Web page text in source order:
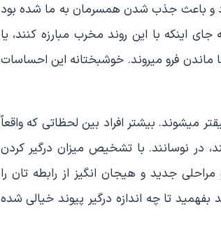
و باعث جذب شدن همسرمان به ما شده بود
اینکه با این روند مخرب مبارزه کنند، یا
ماندن فرو میروند. خوشبختانه این احساسات
میشوند. بیشتر افراد بین لحظاتی که واقعاً
در نوسانند. با تشخیص میزان درگیر کردن
جدید و هیجان انگیز از رابطه تان را
تا چه اندازه درگیر پیوند خیالی شده